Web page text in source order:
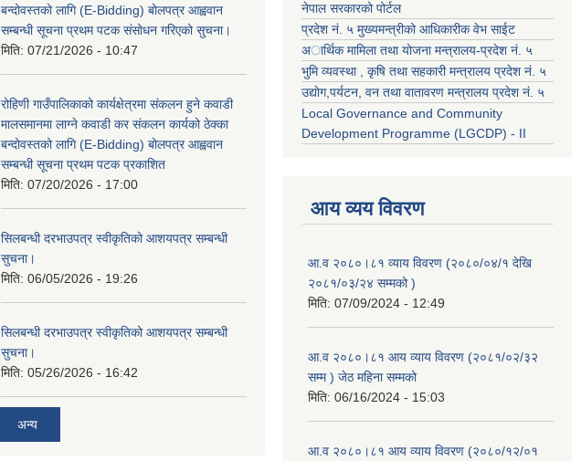
बन्दोवस्तको लागि (E-Bidding) बोलपत्र आह्ववान
सम्बन्धी सूचना प्रथम पटक संसोधन गरिएको सुचना।
मिति: 07/21/2026 - 10:47
रोहिणी गाउँपालिकाको कार्यक्षेत्रमा संकलन हुने कवाडी
मालसमानमा लाग्ने कवाडी कर संकलन कार्यको ठेक्का
बन्दोवस्तको लागि (E-Bidding) बोलपत्र आह्ववान
सम्बन्धी सूचना प्रथम पटक प्रकाशित
मिति: 07/20/2026 - 17:00
सिलबन्धी दरभाउपत्र स्वीकृतिको आशयपत्र सम्बन्धी
सुचना।
मिति: 06/05/2026 - 19:26
सिलबन्धी दरभाउपत्र स्वीकृतिको आशयपत्र सम्बन्धी
सुचना।
मिति: 05/26/2026 - 16:42
अन्य
नेपाल सरकारको पोर्टल
प्रदेश नं. ५ मुख्यमन्त्रीको आधिकारीक वेभ साईट
अार्थिक मामिला तथा योजना मन्त्रालय-प्रदेश नं. ५
भुमि व्यवस्था , कृषि तथा सहकारी मन्त्रालय प्रदेश नं. ५
उद्याेग,पर्यटन, वन तथा वातावरण मन्त्रालय प्रदेश नं. ५
Local Governance and Community
Development Programme (LGCDP) - II
आय व्यय विवरण
आ.व २०८०।८१ व्याय विवरण (२०८०/०४/१ देखि
२०८१/०३/२४ सम्मको )
मिति: 07/09/2024 - 12:49
आ.व २०८०।८१ आय व्याय विवरण (२०८१/०२/३२
सम्म ) जेठ महिना सम्मको
मिति: 06/16/2024 - 15:03
आ.व २०८०।८१ आय व्याय विवरण (२०८०/१२/०१